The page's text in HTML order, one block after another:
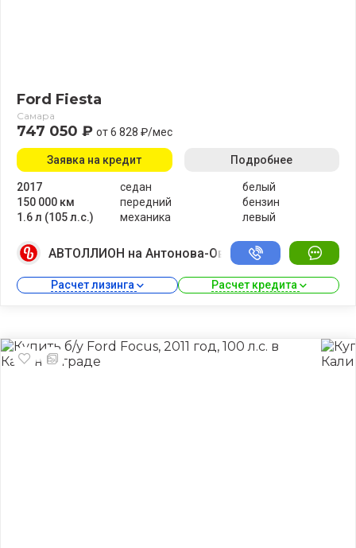
Ford Fiesta
Самара
747 050 ₽ от 6 828 ₽/мес
2017
150 000 км
1.6 л (105 л.с.)
седан
передний
механика
белый
бензин
левый
Заявка на кредит Подробнее
АВТОЛЛИОН на Антонова-Овсеенко
Расчет лизинга Расчет кредита